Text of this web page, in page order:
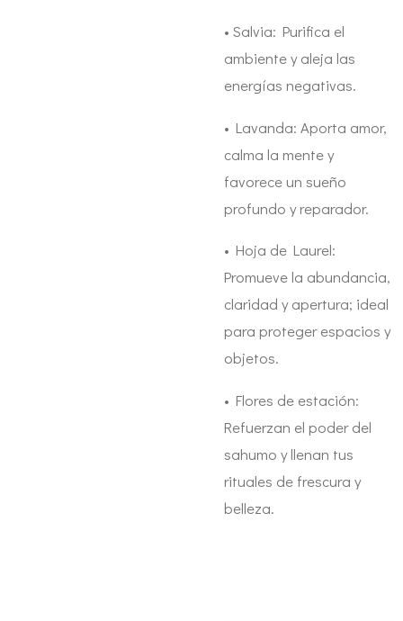
• Salvia: Purifica el
ambiente y aleja las
energías negativas.
• Lavanda: Aporta amor,
calma la mente y
favorece un sueño
profundo y reparador.
• Hoja de Laurel:
Promueve la abundancia,
claridad y apertura; ideal
para proteger espacios y
objetos.
• Flores de estación:
Refuerzan el poder del
sahumo y llenan tus
rituales de frescura y
belleza.